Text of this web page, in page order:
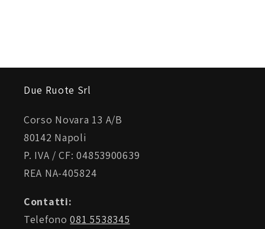
Due Ruote Srl
Corso Novara 13 A/B
80142 Napoli
P. IVA / CF: 04853900639
REA NA-405824
Contatti:
Telefono081 5538345